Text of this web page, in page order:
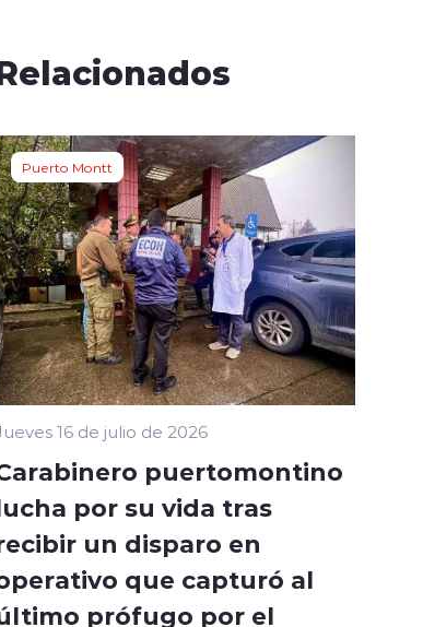
Puerto Montt
16 de julio de 2026
puertomontino
por su vida tras
un disparo en
que capturó al
prófugo por el